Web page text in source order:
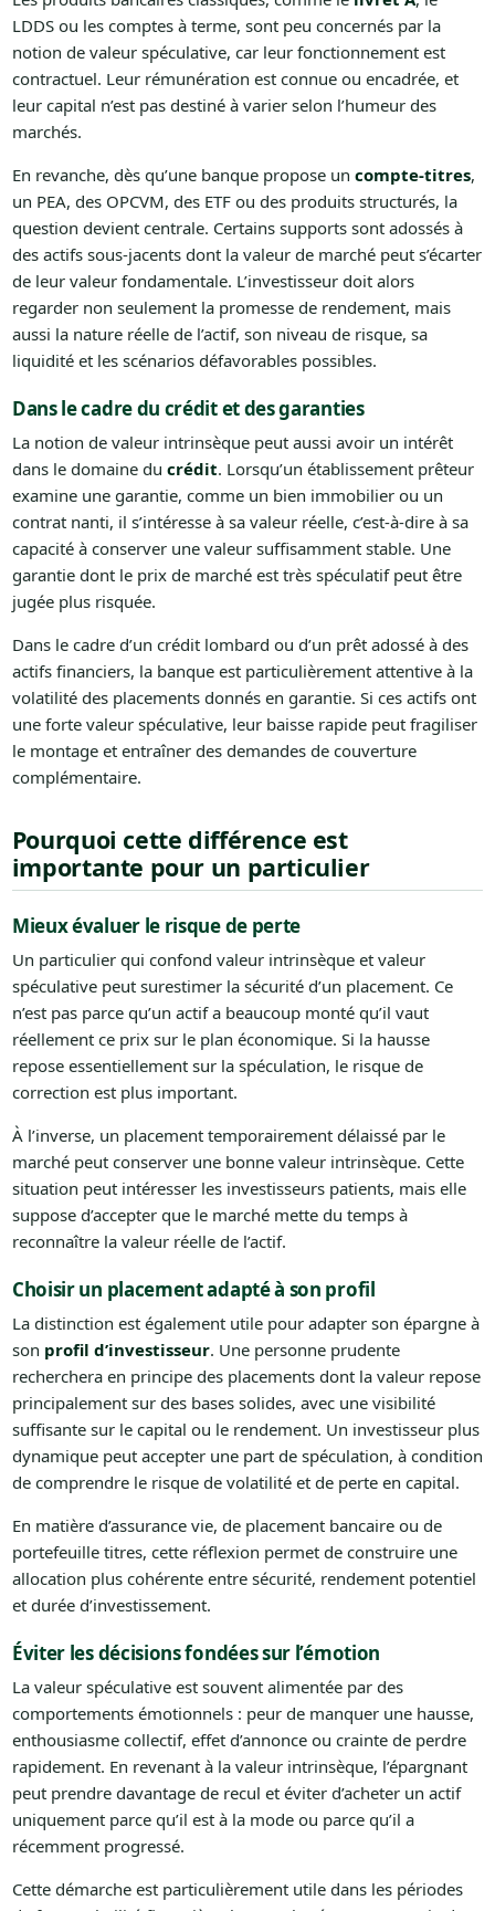
LDDS ou les comptes à terme, sont peu concernés par la
notion de valeur spéculative, car leur fonctionnement est
contractuel. Leur rémunération est connue ou encadrée, et
leur capital n’est pas destiné à varier selon l’humeur des
marchés.
En revanche, dès qu’une banque propose un compte-titres,
un PEA, des OPCVM, des ETF ou des produits structurés, la
question devient centrale. Certains supports sont adossés à
des actifs sous-jacents dont la valeur de marché peut s’écarter
de leur valeur fondamentale. L’investisseur doit alors
regarder non seulement la promesse de rendement, mais
aussi la nature réelle de l’actif, son niveau de risque, sa
liquidité et les scénarios défavorables possibles.
Dans le cadre du crédit et des garanties
La notion de valeur intrinsèque peut aussi avoir un intérêt
dans le domaine du crédit. Lorsqu’un établissement prêteur
examine une garantie, comme un bien immobilier ou un
contrat nanti, il s’intéresse à sa valeur réelle, c’est-à-dire à sa
capacité à conserver une valeur suffisamment stable. Une
garantie dont le prix de marché est très spéculatif peut être
jugée plus risquée.
Dans le cadre d’un crédit lombard ou d’un prêt adossé à des
actifs financiers, la banque est particulièrement attentive à la
volatilité des placements donnés en garantie. Si ces actifs ont
une forte valeur spéculative, leur baisse rapide peut fragiliser
le montage et entraîner des demandes de couverture
complémentaire.
Pourquoi cette différence est
importante pour un particulier
Mieux évaluer le risque de perte
Un particulier qui confond valeur intrinsèque et valeur
spéculative peut surestimer la sécurité d’un placement. Ce
n’est pas parce qu’un actif a beaucoup monté qu’il vaut
réellement ce prix sur le plan économique. Si la hausse
repose essentiellement sur la spéculation, le risque de
correction est plus important.
À l’inverse, un placement temporairement délaissé par le
marché peut conserver une bonne valeur intrinsèque. Cette
situation peut intéresser les investisseurs patients, mais elle
suppose d’accepter que le marché mette du temps à
reconnaître la valeur réelle de l’actif.
Choisir un placement adapté à son profil
La distinction est également utile pour adapter son épargne à
son profil d’investisseur. Une personne prudente
recherchera en principe des placements dont la valeur repose
principalement sur des bases solides, avec une visibilité
suffisante sur le capital ou le rendement. Un investisseur plus
dynamique peut accepter une part de spéculation, à condition
de comprendre le risque de volatilité et de perte en capital.
En matière d’assurance vie, de placement bancaire ou de
portefeuille titres, cette réflexion permet de construire une
allocation plus cohérente entre sécurité, rendement potentiel
et durée d’investissement.
Éviter les décisions fondées sur l’émotion
La valeur spéculative est souvent alimentée par des
comportements émotionnels : peur de manquer une hausse,
enthousiasme collectif, effet d’annonce ou crainte de perdre
rapidement. En revenant à la valeur intrinsèque, l’épargnant
peut prendre davantage de recul et éviter d’acheter un actif
uniquement parce qu’il est à la mode ou parce qu’il a
récemment progressé.
Cette démarche est particulièrement utile dans les périodes